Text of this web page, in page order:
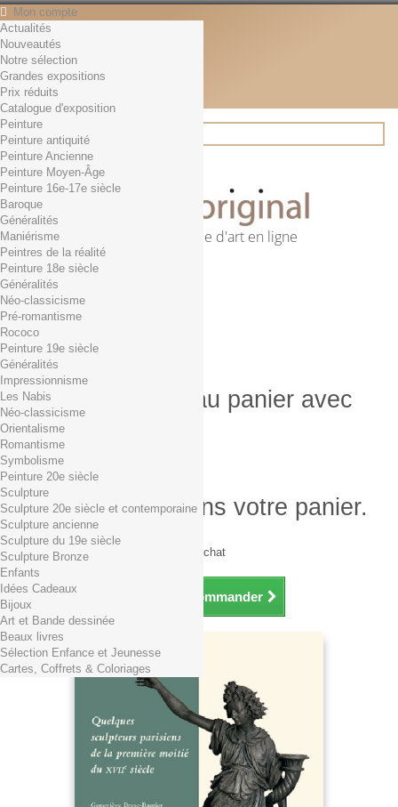
Mon compte
Contact
Français
English
Français
Actualités
Rechercher
Première librairie d'art en ligne
Panier (vide)
Aucun produit
0,01€ dès 29€ d'achat
0,00 € Total
Commander
Produit ajouté au panier avec
succès
Quantité
Total
Il y a 1 produit dans votre panier.
Total produits TTC
Frais de port TTC
0,01€ dès 29€ d'achat
Total TTC
Continuer mes achats Commander
Actualités
Nouveautés
Notre sélection
Grandes expositions
Prix réduits
Catalogue d'exposition
Peinture
Peinture antiquité
Peinture Ancienne
Peinture Moyen-Âge
Peinture 16e-17e siècle
Baroque
Généralités
Maniérisme
Peintres de la réalité
Peinture 18e siècle
Généralités
Néo-classicisme
Pré-romantisme
Rococo
Peinture 19e siècle
Généralités
Impressionnisme
Les Nabis
Néo-classicisme
Orientalisme
Romantisme
Symbolisme
Peinture 20e siècle
Sculpture
Sculpture 20e siècle et contemporaine
Sculpture ancienne
Sculpture du 19e siècle
Sculpture Bronze
Enfants
Idées Cadeaux
Bijoux
Art et Bande dessinée
Beaux livres
Sélection Enfance et Jeunesse
Cartes, Coffrets & Coloriages